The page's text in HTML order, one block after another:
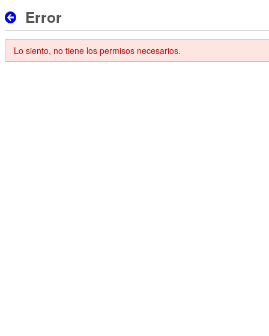
Error
Lo siento, no tiene los permisos necesarios.